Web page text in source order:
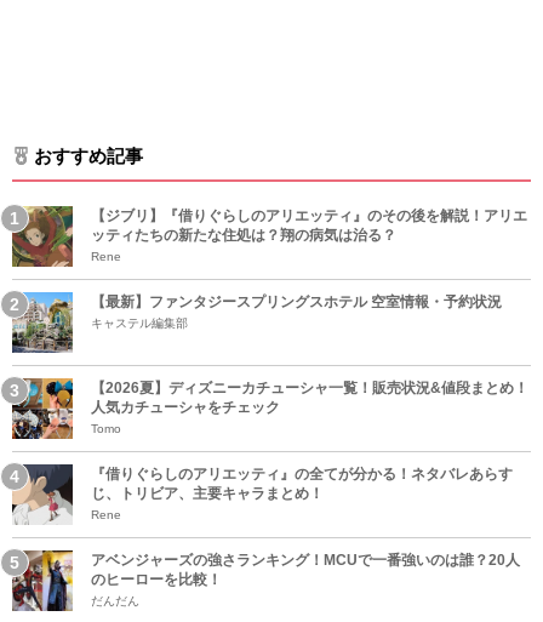
おすすめ記事
【ジブリ】『借りぐらしのアリエッティ』のその後を解説！アリエ
ッティたちの新たな住処は？翔の病気は治る？
Rene
【最新】ファンタジースプリングスホテル 空室情報・予約状況
キャステル編集部
【2026夏】ディズニーカチューシャ一覧！販売状況&値段まとめ！
人気カチューシャをチェック
Tomo
『借りぐらしのアリエッティ』の全てが分かる！ネタバレあらす
じ、トリビア、主要キャラまとめ！
Rene
アベンジャーズの強さランキング！MCUで一番強いのは誰？20人
のヒーローを比較！
だんだん